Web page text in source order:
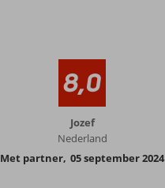
8,0
Jozef
Nederland
Met partner, 05 september 2024